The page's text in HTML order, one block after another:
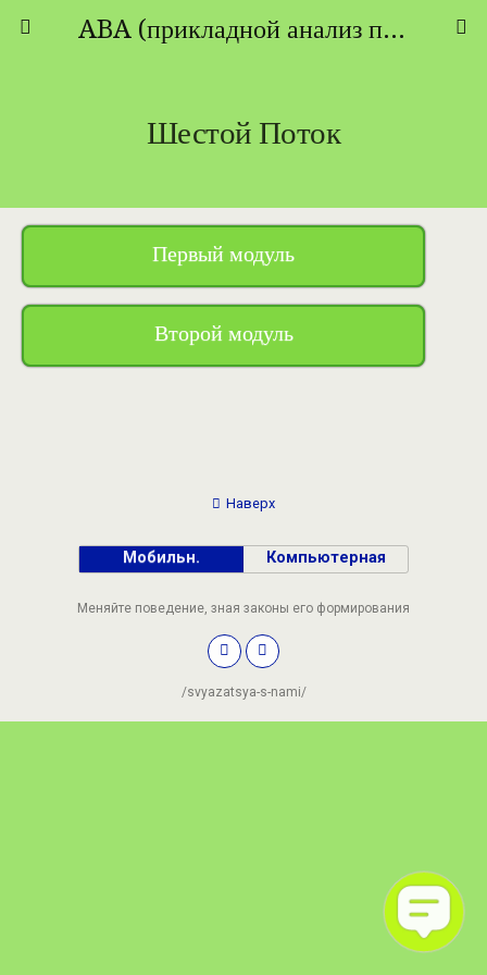
ABA (прикладной анализ поведения) - ТЕОРИЯ И ПРАКТИКА
Шестой Поток
Первый модуль
Второй модуль
Наверх
Мобильн. Компьютерная
Меняйте поведение, зная законы его формирования
/svyazatsya-s-nami/